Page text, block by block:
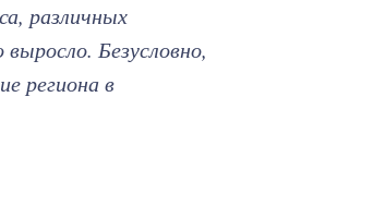
различных
Безусловно,
региона в